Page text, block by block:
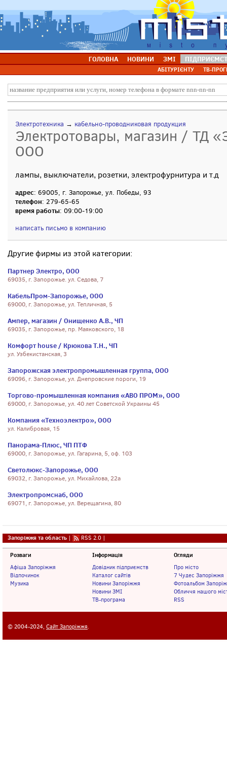
ГОЛОВНА НОВИНИ ЗМІ
АБІТУРІЄНТУ ТВ-
Электротехника → кабельно-проводниковая продукция
Электротовары, магазин / ТД
ООО
лампы, выключатели, розетки, электрофурнитура и т.д
адрес: 69005, г. Запорожье, ул. Победы, 93
телефон: 279-65-65
время работы: 09:00-19:00
написать письмо в компанию
Другие фирмы из этой категории:
Партнер Электро, ООО
69035, г. Запорожье. ул. Седова, 7
КабельПром-Запорожье, ООО
69000, г. Запорожье, ул. Тепличная, 5
Ампер, магазин / Онищенко А.В., ЧП
69035, г. Запорожье, пр. Маяковского, 18
Комфорт house / Крюкова Т.Н., ЧП
ул. Узбекистанская, 3
Запорожская электропромышленная группа, ООО
69096, г. Запорожье, ул. Днепровские пороги, 19
Торгово-промышленная компания «АВО ПРОМ», ООО
69000, г. Запорожье, ул. 40 лет Советской Украины 45
Компания «Техноэлектро», ООО
ул. Калибровая, 15
Панорама-Плюс, ЧП ПТФ
69000, г. Запорожье, ул. Гагарина, 5, оф. 103
Светолюкс-Запорожье, ООО
69032, г. Запорожье, ул. Михайлова, 22а
Электропромснаб, ООО
69071, г. Запорожье, ул. Верещагина, 80
Запоріжжя та область | RSS 2.0 |
Розваги
Афіша Запоріжжя
Відпочинок
Музика
Інформація
Довідник підприємств
Каталог сайтів
Новини Запоріжжя
Новини ЗМІ
ТВ-програма
Огляди
Про місто
7 Чудес Запоріжжя
Фотоальбом
Обличчя нашого
RSS
© 2004-2024, Сайт Запоріжжя.